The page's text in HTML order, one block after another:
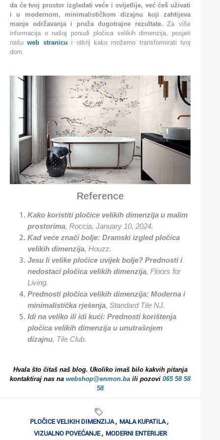
da će tvoj prostor izgledati veće i svijetlije, već ćeš uživati
i u modernom, minimalističkom dizajnu koji zahtijeva
manje održavanja i pruža dugotrajne rezultate. Za više
informacija o našoj ponudi pločica velikih dimenzija, posjeti
našuweb stranicu i otkrij kako možemo transformirati tvoj
dom.
Reference
Kako koristiti pločice velikih dimenzija u malim
prostorima, Roccia, January 10, 2024.
Kad veće znači bolje: Dramski izgled pločica
velikih dimenzija, Houzz.
Jesu li velike pločice uvijek bolje? Prednosti i
nedostaci pločica velikih dimenzija, Floors for
Living.
Prednosti pločica velikih dimenzija: Moderna i
minimalistička rješenja, Standard Tile NJ.
Idi na veliko ili idi kući: Prednosti korištenja
pločica velikih dimenzija u unutrašnjem
dizajnu, Tile Club.
Hvala što čitaš naš blog. Ukoliko imaš bilo kakvih pitanja
kontaktiraj nas na webshop@enmon.ba ili pozovi 065 58 58
58
PLOČICE VELIKIH DIMENZIJA , MALA KUPATILA ,
VIZUALNO POVEĆANJE , MODERNI ENTERIJER